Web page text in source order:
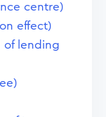
centre)
effect)
of lending